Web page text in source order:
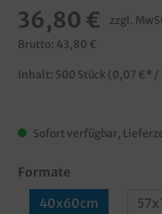
36,80 € zzgl.
Brutto: 43,80 €
Inhalt: 500 Stück (0,07 €* /
Sofort verfügbar,
Formate
40x60cm